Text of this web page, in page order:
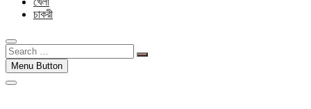
চাকরী
Search
…Menu Button